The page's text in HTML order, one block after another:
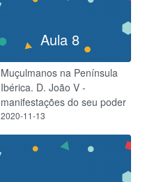
Aula 8
Muçulmanos na Península
Ibérica. D. João V -
manifestações do seu poder
2020-11-13